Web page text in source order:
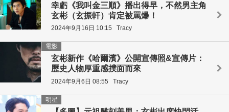
幸虧《我叫金三順》播出得早，不然男主角
玄彬（玄振軒）肯定被罵爆！
2024年9月16日 10:15 Tracy
玄彬新作《哈爾濱》公開宣傳照&宣傳片：
歷史人物厚重感撲面而來
電影
2024年9月6日 08:55 Tracy
明星